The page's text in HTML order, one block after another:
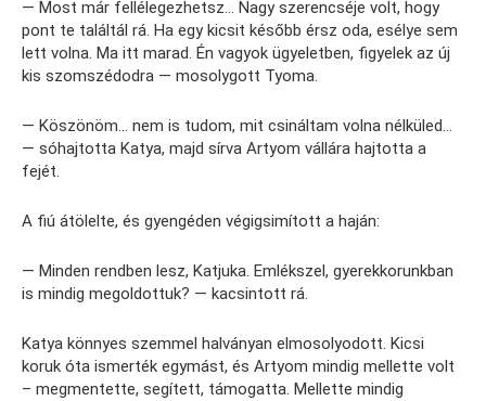
— Most már fellélegezhetsz… Nagy szerencséje volt, hogy
pont te találtál rá. Ha egy kicsit később érsz oda, esélye sem
lett volna. Ma itt marad. Én vagyok ügyeletben, figyelek az új
kis szomszédodra — mosolygott Tyoma.
— Köszönöm… nem is tudom, mit csináltam volna nélküled…
— sóhajtotta Katya, majd sírva Artyom vállára hajtotta a
fejét.
A fiú átölelte, és gyengéden végigsimított a haján:
— Minden rendben lesz, Katjuka. Emlékszel, gyerekkorunkban
is mindig megoldottuk? — kacsintott rá.
Katya könnyes szemmel halványan elmosolyodott. Kicsi
koruk óta ismerték egymást, és Artyom mindig mellette volt
– megmentette, segített, támogatta. Mellette mindig